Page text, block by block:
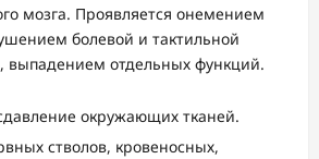
мозга. Проявляется онемением
болевой и тактильной
выпадением отдельных функций.
окружающих тканей.
стволов, кровеносных,